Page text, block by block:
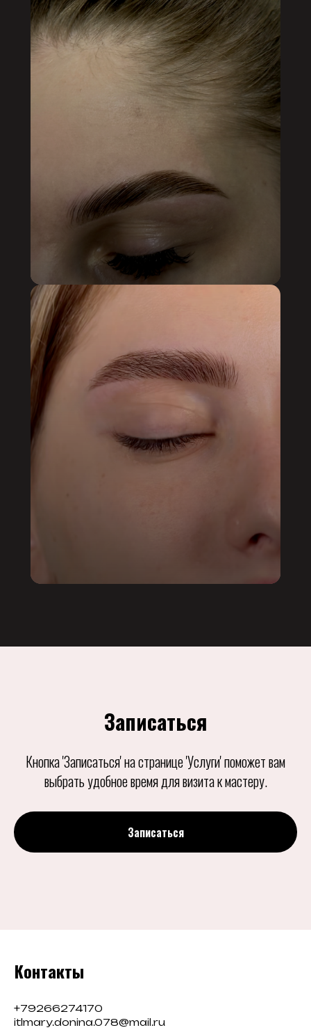
Записаться
Кнопка 'Записаться' на странице 'Услуги' поможет вам
выбрать удобное время для визита к мастеру.
Записаться
Контакты
+79266274170
itlmary.donina.078@mail.ru